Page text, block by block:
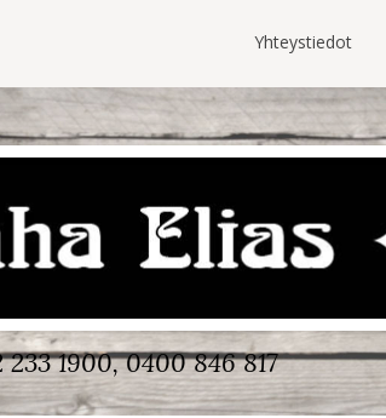
Yhteystiedot
1900, 0400 846 817